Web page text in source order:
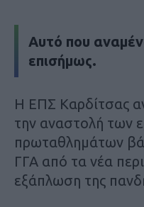
Αυτό που
επισήμως.
Η ΕΠΣ Καρδίτσας
την αναστολή των
πρωταθλημάτων
ΓΓΑ από τα νέα
εξάπλωση της